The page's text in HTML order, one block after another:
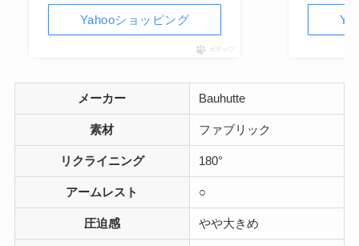
Yahooショッピング
ポチップ
メーカー Bauhutte
素材 ファブリック
リクライニング 180°
アームレスト ○
圧迫感 やや大きめ